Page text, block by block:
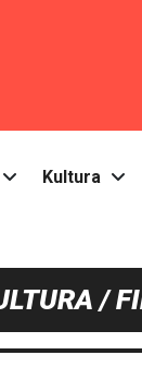
Kultura
/